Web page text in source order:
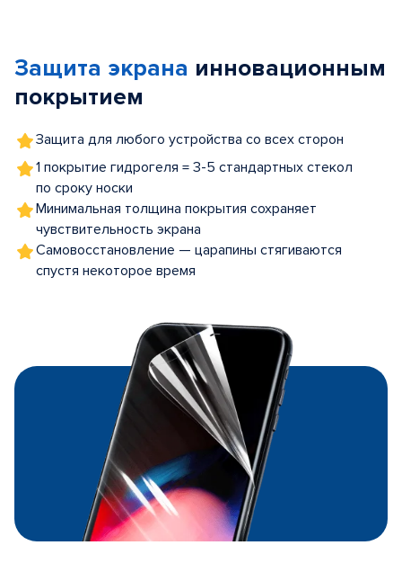
5
Защита экрана инновационным
покрытием
Защита для любого устройства со всех сторон
1 покрытие гидрогеля = 3-5 стандартных стекол
по сроку носки
Минимальная толщина покрытия сохраняет
чувствительность экрана
Самовосстановление — царапины стягиваются
спустя некоторое время